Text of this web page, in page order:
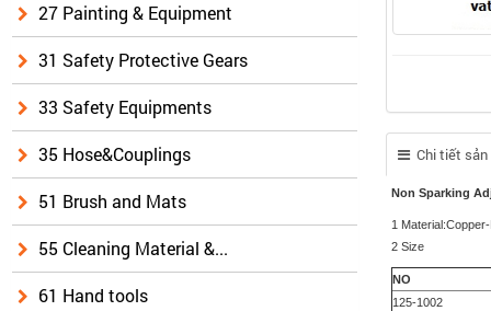
27 Painting & Equipment
31 Safety Protective Gears
33 Safety Equipments
35 Hose&Couplings
51 Brush and Mats
55 Cleaning Material &...
61 Hand tools
Chi tiết sản
Non Sparking
1
2 Size
NO
125-1002